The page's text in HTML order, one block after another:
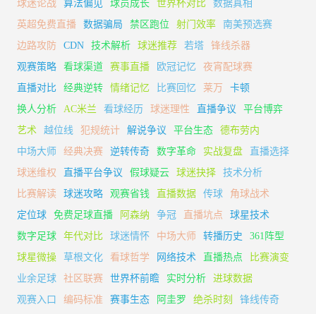
球迷论战
算法偏见 球员成长 世界杯对比
数据真相
英超免费直播
数据骗局 禁区跑位 射门效率
南美预选赛
边路攻防
CDN 技术解析 球迷推荐 若塔
锋线杀器
观赛策略
看球渠道 赛事直播 欧冠记忆
夜宵配球赛
直播对比
经典逆转 情绪记忆 比赛回忆 莱万
卡顿
换人分析
AC米兰 看球经历 球迷理性 直播争议
平台博弈
艺术
越位线 犯规统计 解说争议 平台生态
德布劳内
中场大师
经典决赛 逆转传奇 数字革命 实战复盘
直播选择
球迷维权
直播平台争议 假球疑云 球迷抉择
技术分析
比赛解读
球迷攻略 观赛省钱 直播数据 传球
角球战术
定位球
免费足球直播 阿森纳 争冠 直播坑点
球星技术
数字足球
年代对比 球迷情怀 中场大师 转播历史
361阵型
球星微操
草根文化 看球哲学 网络技术 直播热点
比赛演变
业余足球
社区联赛 世界杯前瞻 实时分析
进球数据
观赛入口
编码标准 赛事生态 阿圭罗 绝杀时刻
锋线传奇